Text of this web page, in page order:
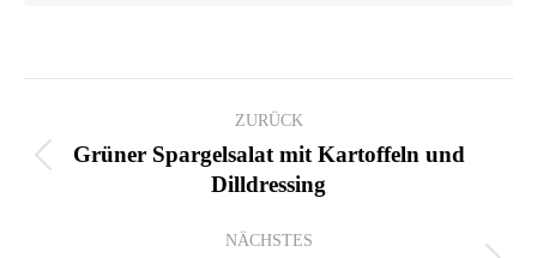
ZURÜCK
Vorheriger
Beitrag:
Grüner Spargelsalat mit Kartoffeln und
Dilldressing
NÄCHSTES